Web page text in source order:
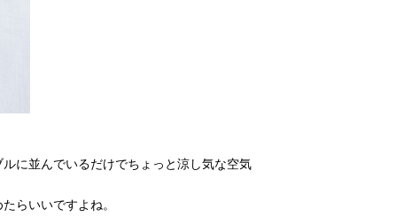
に並んでいるだけでちょっと涼し気な空気
らいいですよね。